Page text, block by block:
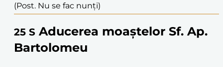
(Post. Nu se fac nunți)
25 S Aducerea moaștelor Sf. Ap.
Bartolomeu